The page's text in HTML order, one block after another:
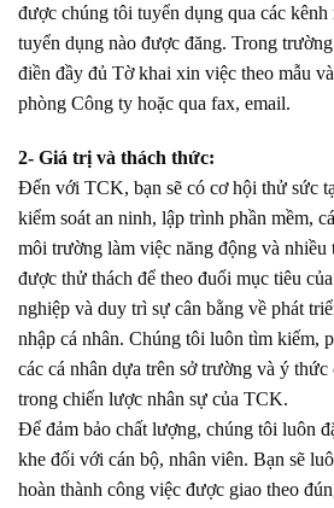
được chúng tôi tuyển dụng qua các
tuyển dụng nào được đăng. Trong
điền đầy đủ Tờ khai xin việc theo mẫu
phòng Công ty hoặc qua fax, email.
2- Giá trị và thách thức:
Đến với TCK, bạn sẽ có cơ hội thử sức
kiểm soát an ninh, lập trình phần mềm,
môi trường làm việc năng động và nhiều
được thử thách để theo đuổi mục tiêu
nghiệp và duy trì sự cân bằng về phát
nhập cá nhân. Chúng tôi luôn tìm kiếm,
các cá nhân dựa trên sở trường và ý
trong chiến lược nhân sự của TCK.
Để đảm bảo chất lượng, chúng tôi luôn
khe đối với cán bộ, nhân viên. Bạn sẽ
hoàn thành công việc được giao theo